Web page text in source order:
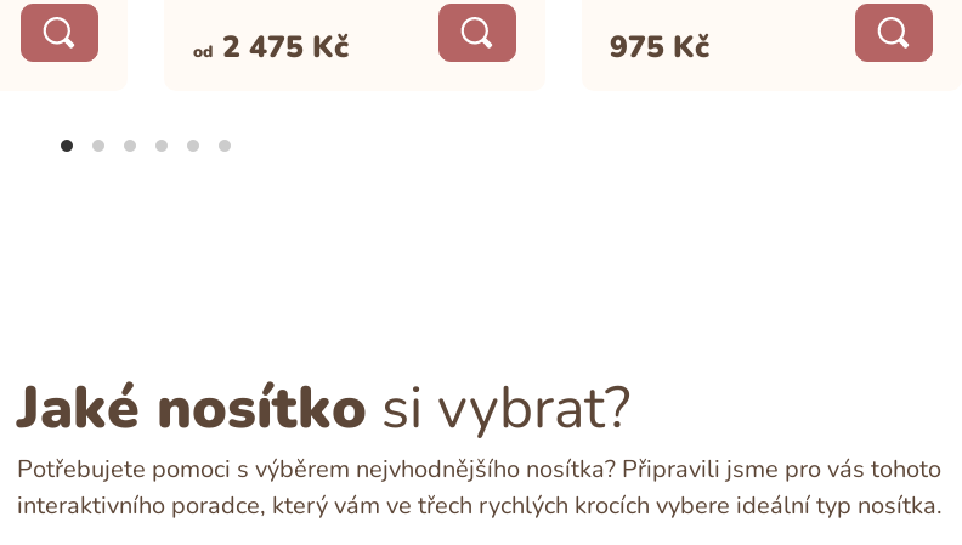
od 2 475 Kč 975 Kč
Jaké nosítko si vybrat?
Potřebujete pomoci s výběrem nejvhodnějšího nosítka? Připravili jsme pro vás tohoto
interaktivního poradce, který vám ve třech rychlých krocích vybere ideální typ nosítka.